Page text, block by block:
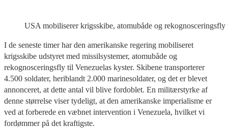
USA mobiliserer krigsskibe, atomubåde og rekognosceringsfly
I de seneste timer har den amerikanske regering mobiliseret
krigsskibe udstyret med missilsystemer, atomubåde og
rekognosceringsfly til Venezuelas kyster. Skibene transporterer
4.500 soldater, heriblandt 2.000 marinesoldater, og det er blevet
annonceret, at dette antal vil blive fordoblet. En militærstyrke af
denne størrelse viser tydeligt, at den amerikanske imperialisme er
ved at forberede en væbnet intervention i Venezuela, hvilket vi
fordømmer på det kraftigste.